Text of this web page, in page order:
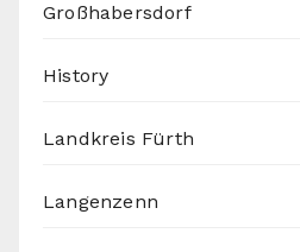
Großhabersdorf
History
Landkreis Fürth
Langenzenn